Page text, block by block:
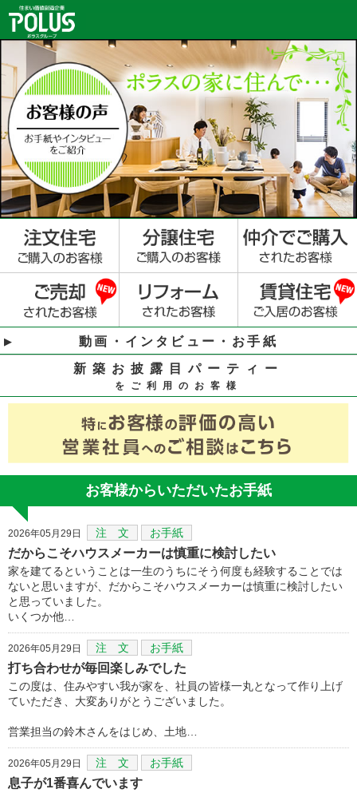
動画・インタビュー・お手紙
新築お披露目パーティー
をご利用のお客様
お客様からいただいたお手紙
2026年05月29日 注 文 お手紙
だからこそハウスメーカーは慎重に検討したい
家を建てるということは一生のうちにそう何度も経験することでは
ないと思いますが、だからこそハウスメーカーは慎重に検討したい
と思っていました。
いくつか他…
2026年05月29日 注 文 お手紙
打ち合わせが毎回楽しみでした
この度は、住みやすい我が家を、社員の皆様一丸となって作り上げ
ていただき、大変ありがとうございました。
営業担当の鈴木さんをはじめ、土地…
2026年05月29日 注 文 お手紙
息子が1番喜んでいます